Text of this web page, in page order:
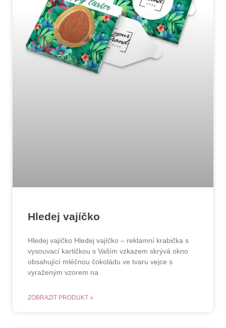
Hledej vajíčko
Hledej vajíčko Hledej vajíčko – reklamní krabička s
vysouvací kartičkou s Vaším vzkazem skrývá okno
obsahující mléčnou čokoládu ve tvaru vejce s
vyraženým vzorem na
ZOBRAZIT PRODUKT »